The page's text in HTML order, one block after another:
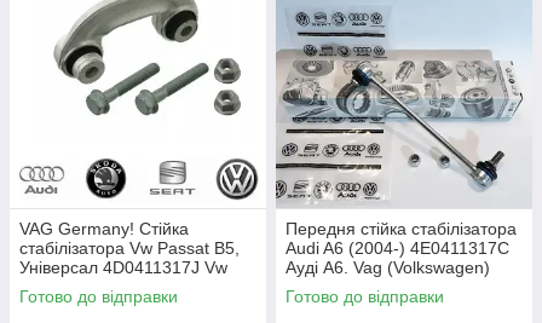
VAG Germany! Стійка
стабілізатора Vw Passat B5,
Універсал 4D0411317J Vw
Пасат Б5. З пальцями.
Передня.
Готово до відправки
Передня стійка стабілізатора
Audi A6 (2004-) 4E0411317C
Ауді А6. Vag (Volkswagen)
Готово до відправки